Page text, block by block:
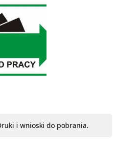
i wnioski do pobrania.